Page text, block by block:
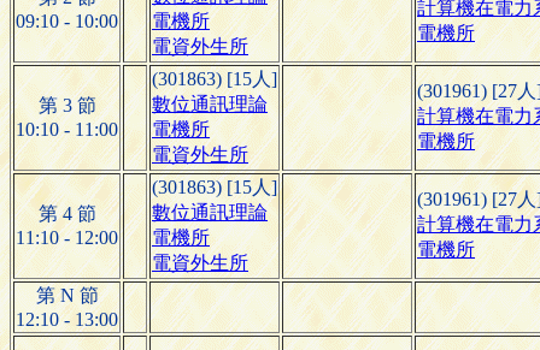
09:10 - 10:00
電機所
電資外生所
計算機在電力
電機所
第 3 節
10:10 - 11:00
(301863) [15人]
數位通訊理論
電機所
電資外生所
(301961) [27
計算機在電力
電機所
第 4 節
11:10 - 12:00
(301863) [15人]
數位通訊理論
電機所
電資外生所
(301961) [27
計算機在電力
電機所
第 N 節
12:10 - 13:00